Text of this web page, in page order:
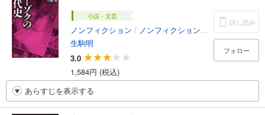
小説・文芸
ノンフィクション / ノンフィクション・ドキュメンタリー
生駒明
3.0
1,584円 (税込)
試し読み
フォロー
あらすじを表示する